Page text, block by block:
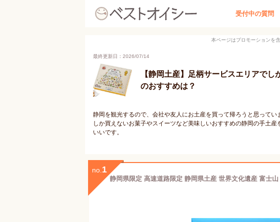
受付中の質問
本ページはプロモーションを
最終更新日：2026/07/14
【静岡土産】足柄サービスエリアで
のおすすめは？
静岡を観光するので、会社や友人にお土産を買って帰ろうと思って
しか買えないお菓子やスイーツなど美味しいおすすめの静岡の手土
いいです。
no. 1